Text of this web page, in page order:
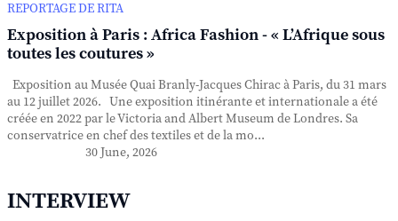
REPORTAGE DE RITA
Exposition à Paris : Africa Fashion - « L’Afrique sous
toutes les coutures »
Exposition au Musée Quai Branly-Jacques Chirac à Paris, du 31 mars
au 12 juillet 2026. Une exposition itinérante et internationale a été
créée en 2022 par le Victoria and Albert Museum de Londres. Sa
conservatrice en chef des textiles et de la mo...
30 June, 2026
INTERVIEW